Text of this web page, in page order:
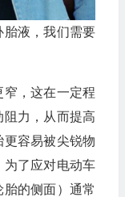
胎液，我们需要
，这在一定程
力，从而提高
容易被尖锐物
了应对电动车
的侧面）通常